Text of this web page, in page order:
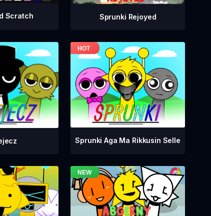
Scratch Sprunki Rejoyed
Sprunki Aga Ma Rikkusin Selle